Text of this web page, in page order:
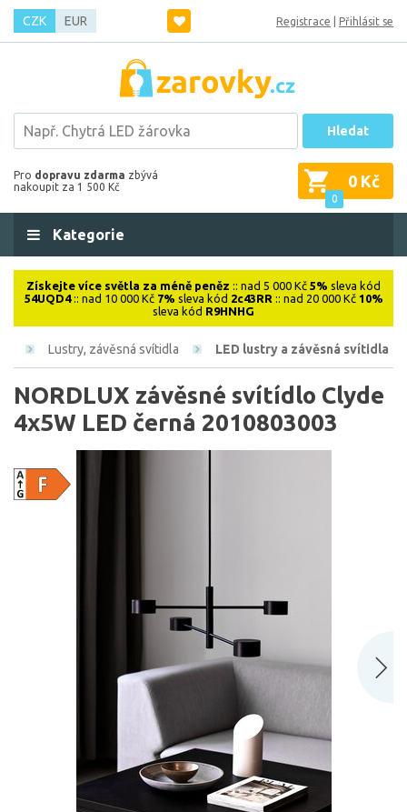
CZK EUR Registrace Přihlásit se
Hledat
Pro dopravu zdarma zbývá
nakoupit za 1 500 Kč
0
0 Kč
Kategorie
Získejte více světla za méně peněz :: nad 5 000 Kč 5% sleva kód
54UQD4:: nad 10 000 Kč 7% sleva kód 2c43RR :: nad 20 000 Kč 10%
sleva kód R9HNHG
Lustry, závěsná svítidla LED lustry a závěsná svítidla
NORDLUX závěsné svítídlo Clyde
4x5W LED černá 2010803003